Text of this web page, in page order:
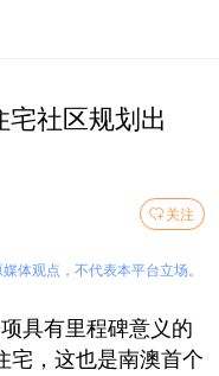
社区规划出
关注
体观点，不代表本平台立场。
具有里程碑意义的
宅，这也是南澳首个